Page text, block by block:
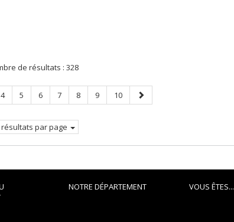
de résultats : 328
Page
4 Page
5 Page
6 Page
7 Page
8 Page
9 Page
10
Page
suivante
résultats par page
NOTRE DÉPARTEMENT VOUS ÊTES...